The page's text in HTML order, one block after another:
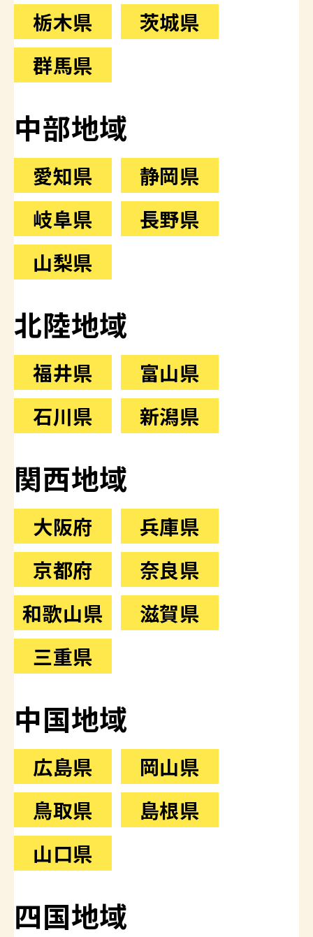
栃木県
茨城県
群馬県
中部地域
愛知県
静岡県
岐阜県
長野県
山梨県
北陸地域
福井県
富山県
石川県
新潟県
関西地域
大阪府
兵庫県
京都府
奈良県
和歌山県
滋賀県
三重県
中国地域
広島県
岡山県
鳥取県
島根県
山口県
四国地域